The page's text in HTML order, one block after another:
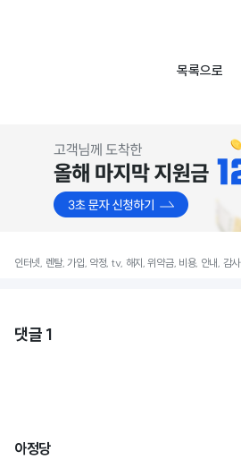
목록으로
인터넷, 렌탈, 가입, 약정, tv, 해지, 위약금, 비용, 안내, 감사
댓글 1
아정당